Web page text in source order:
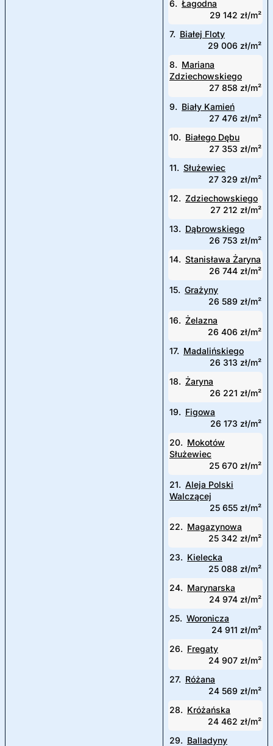
6. Łagodna
29 142 zł/m²
7. Białej Floty
29 006 zł/m²
8. Mariana
Zdziechowskiego
27 858 zł/m²
9. Biały Kamień
27 476 zł/m²
10. Białego Dębu
27 353 zł/m²
11. Służewiec
27 329 zł/m²
12. Zdziechowskiego
27 212 zł/m²
13. Dąbrowskiego
26 753 zł/m²
14. Stanisława Żaryna
26 744 zł/m²
15. Grażyny
26 589 zł/m²
16. Żelazna
26 406 zł/m²
17. Madalińskiego
26 313 zł/m²
18. Żaryna
26 221 zł/m²
19. Figowa
26 173 zł/m²
20. Mokotów
Służewiec
25 670 zł/m²
21. Aleja Polski
Walczącej
25 655 zł/m²
22. Magazynowa
25 342 zł/m²
23. Kielecka
25 088 zł/m²
24. Marynarska
24 974 zł/m²
25. Woronicza
24 911 zł/m²
26. Fregaty
24 907 zł/m²
27. Różana
24 569 zł/m²
28. Króżańska
24 462 zł/m²
29. Balladyny